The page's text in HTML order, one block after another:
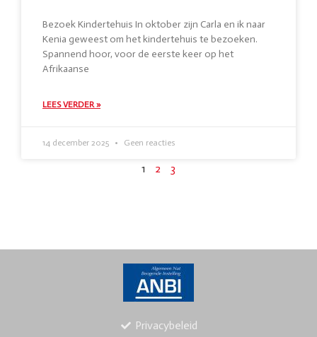
Bezoek Kindertehuis In oktober zijn Carla en ik naar
Kenia geweest om het kindertehuis te bezoeken.
Spannend hoor, voor de eerste keer op het
Afrikaanse
LEES VERDER »
14 december 2025 Geen reacties
1 2 3
Privacybeleid